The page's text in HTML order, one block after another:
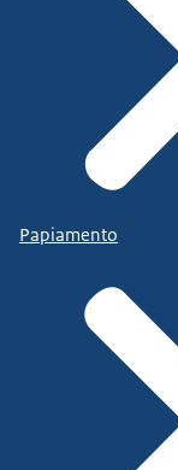
Papiamento